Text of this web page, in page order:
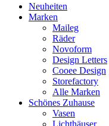
Neuheiten
Marken
Maileg
Räder
Novoform
Design Letters
Cooee Design
Storefactory
Alle Marken
Schönes Zuhause
Vasen
Lichthäuser